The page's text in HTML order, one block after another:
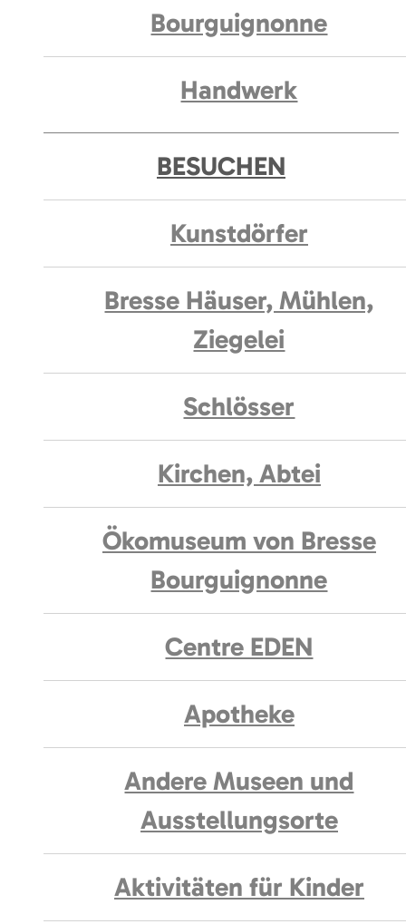
Bourguignonne
Handwerk
BESUCHEN
Kunstdörfer
Bresse Häuser, Mühlen,
Ziegelei
Schlösser
Kirchen, Abtei
Ökomuseum von Bresse
Bourguignonne
Centre EDEN
Apotheke
Andere Museen und
Ausstellungsorte
Aktivitäten für Kinder